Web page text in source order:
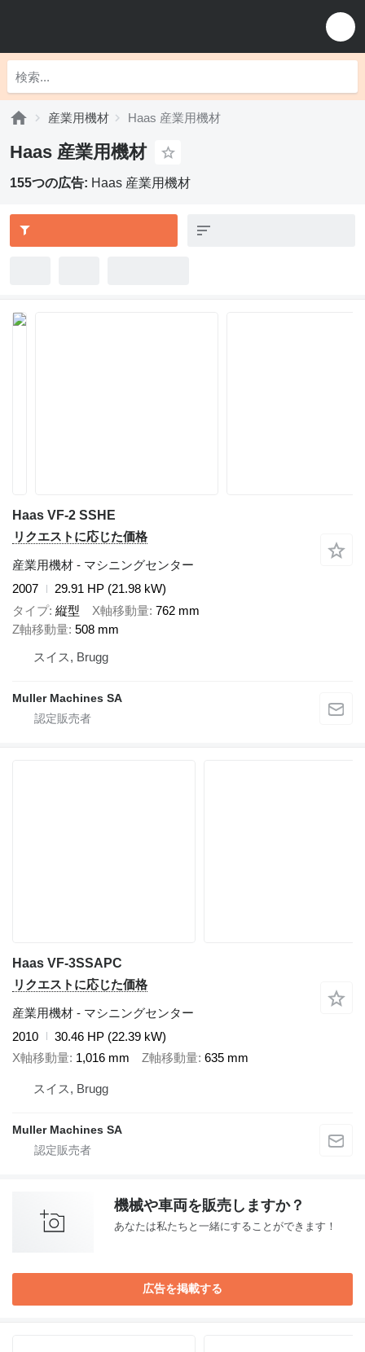
産業用機材 Haas 産業用機材
Haas 産業用機材
155つの広告: Haas 産業用機材
Haas VF-2 SSHE
リクエストに応じた価格
産業用機材 - マシニングセンター
2007
29.91 HP (21.98 kW)
タイプ 縦型 X軸移動量 762 mm
Z軸移動量 508 mm
スイス, Brugg
Muller Machines SA
Haas VF-3SSAPC
リクエストに応じた価格
産業用機材 - マシニングセンター
2010
30.46 HP (22.39 kW)
X軸移動量 1,016 mm Z軸移動量 635 mm
スイス, Brugg
Muller Machines SA
機械や車両を販売しますか？
あなたは私たちと一緒にすることができます！
広告を掲載する